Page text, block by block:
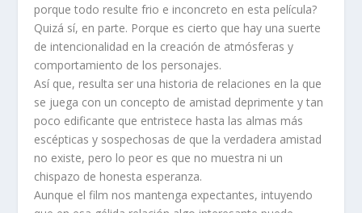
porque todo resulte frio e inconcreto en esta película?
Quizá sí, en parte. Porque es cierto que hay una suerte
de intencionalidad en la creación de atmósferas y
comportamiento de los personajes.
Así que, resulta ser una historia de relaciones en la que
se juega con un concepto de amistad deprimente y tan
poco edificante que entristece hasta las almas más
escépticas y sospechosas de que la verdadera amistad
no existe, pero lo peor es que no muestra ni un
chispazo de honesta esperanza.
Aunque el film nos mantenga expectantes, intuyendo